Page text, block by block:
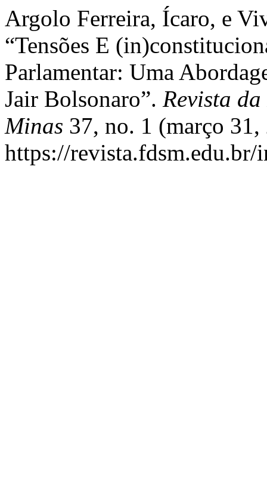
Argolo Ferreira, Ícaro, e
“Tensões E
Parlamentar: Uma
Jair Bolsonaro”. Revista
Minas 37, no. 1 (março 31,
https://